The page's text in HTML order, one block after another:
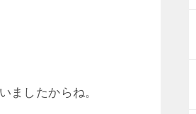
ましたからね。